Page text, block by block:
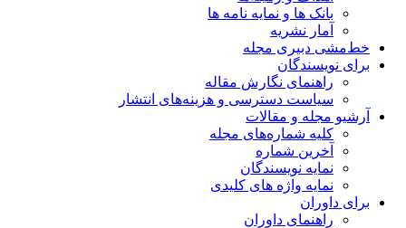
بانک ها و نمایه نامه ها
آمار نشریه
خط‌مشی دبیری مجله
برای نویسندگان
راهنمای نگارش مقاله
سیاست دسترسی و هزینه‌های انتشار
آرشیو مجله و مقالات
کلیه شماره‌های مجله
آخرین شماره
نمایه نویسندگان
نمایه واژه های کلیدی
برای داوران
راهنمای داوران